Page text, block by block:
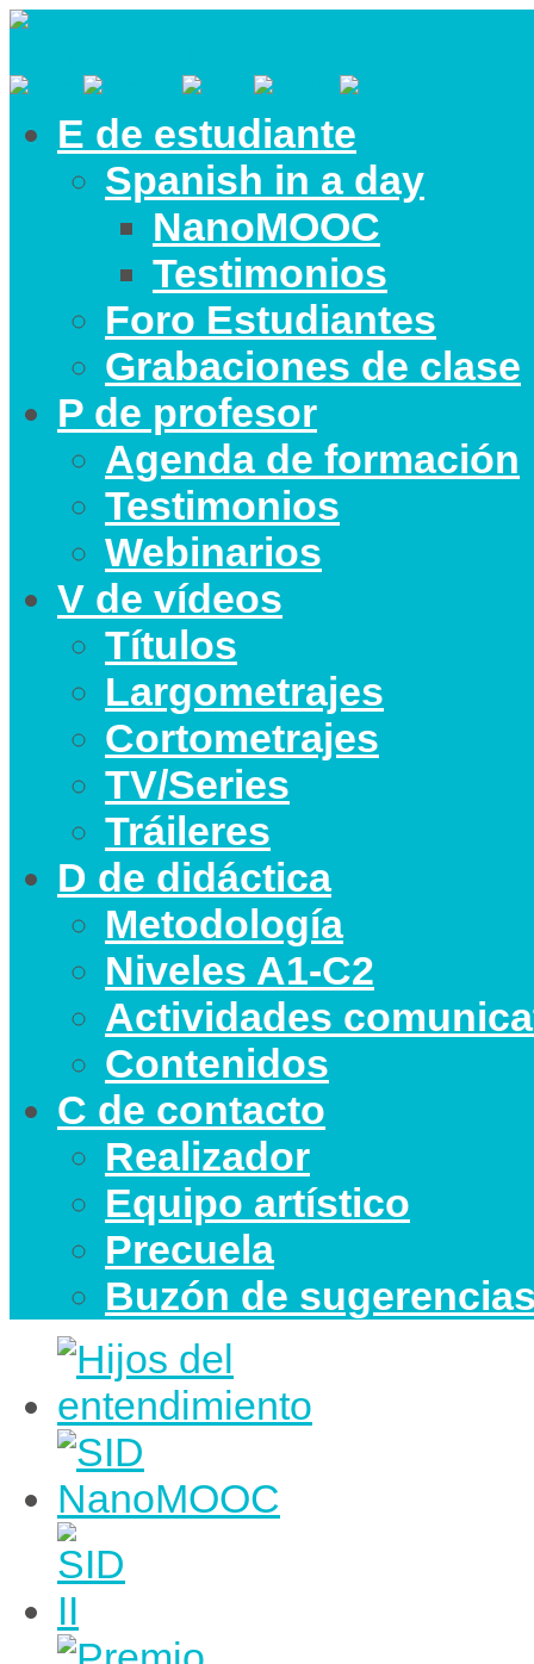
E de estudiante
Spanish in a day
NanoMOOC
Testimonios
Foro Estudiantes
Grabaciones de clase
P de profesor
Agenda de formación
Testimonios
Webinarios
V de vídeos
Títulos
Largometrajes
Cortometrajes
TV/Series
Tráileres
D de didáctica
Metodología
Niveles A1-C2
Actividades
Contenidos
C de contacto
Realizador
Equipo artístico
Precuela
Buzón de